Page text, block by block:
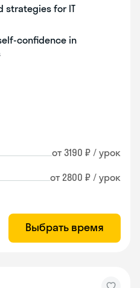
strategies for IT
confidence in
от 3190 ₽ / урок
от 2800 ₽ / урок
Выбрать время